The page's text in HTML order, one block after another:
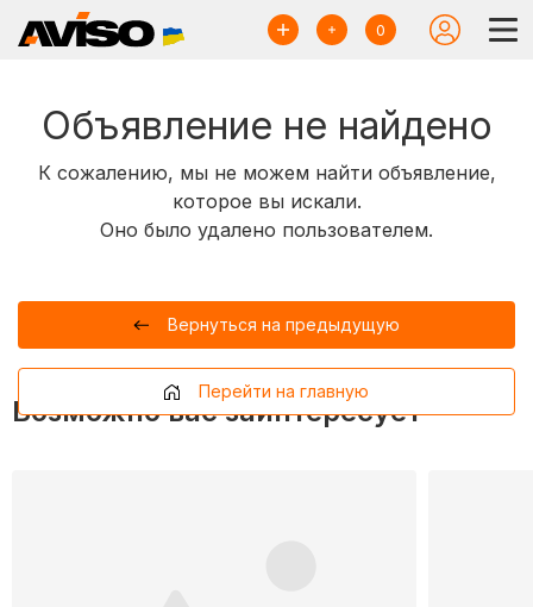
0
Объявление не найдено
К сожалению, мы не можем найти объявление,
которое вы искали.
Оно было удалено пользователем.
Вернуться на предыдущую
Перейти на главную
Возможно вас заинтересует